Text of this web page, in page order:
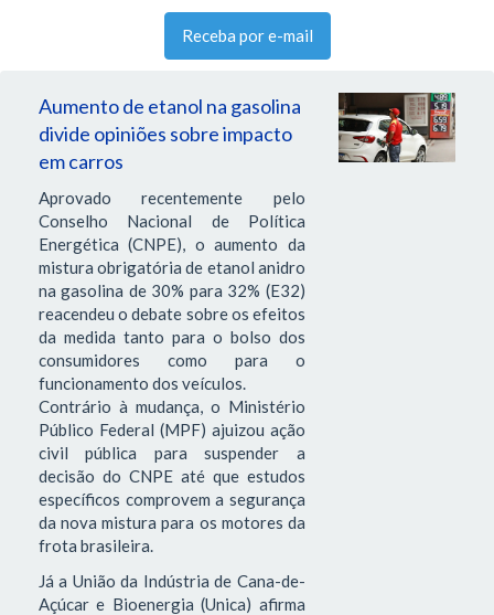
Receba por e-mail
Aumento de etanol na gasolina
divide opiniões sobre impacto
em carros
Aprovado recentemente pelo
Conselho Nacional de Política
Energética (CNPE), o aumento da
mistura obrigatória de etanol anidro
na gasolina de 30% para 32% (E32)
reacendeu o debate sobre os efeitos
da medida tanto para o bolso dos
consumidores como para o
funcionamento dos veículos.
Contrário à mudança, o Ministério
Público Federal (MPF) ajuizou ação
civil pública para suspender a
decisão do CNPE até que estudos
específicos comprovem a segurança
da nova mistura para os motores da
frota brasileira.
Já a União da Indústria de Cana-de-
Açúcar e Bioenergia (Unica) afirma